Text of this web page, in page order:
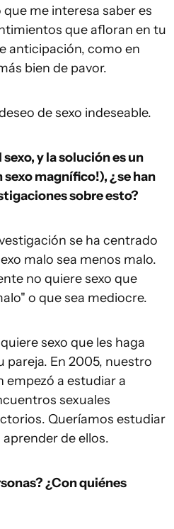
me interesa saber es
que afloran en tu
anticipación, como en
bien de pavor.
de sexo indeseable.
y la solución es un
sexo magnífico!), ¿se han
sobre esto?
se ha centrado
malo sea menos malo.
no quiere sexo que
o que sea mediocre.
sexo que les haga
pareja. En 2005, nuestro
empezó a estudiar a
sexuales
Queríamos estudiar
de ellos.
¿Con quiénes